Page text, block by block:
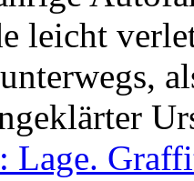
leicht
Lage.